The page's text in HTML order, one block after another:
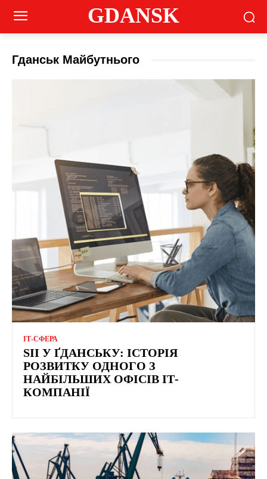
GDANSK
Гданськ Майбутнього
ІТ-СФЕРА
SII У ҐДАНСЬКУ: ІСТОРІЯ
РОЗВИТКУ ОДНОГО З
НАЙБІЛЬШИХ ОФІСІВ ІТ-
КОМПАНІЇ